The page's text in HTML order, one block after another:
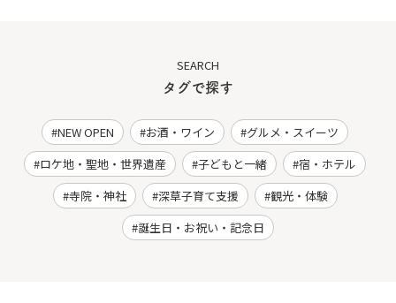
SEARCH
タグで探す
NEW OPEN お酒・ワイン
グルメ・スイーツ
ロケ地・聖地・世界遺産
子どもと一緒
宿・ホテル
寺院・神社
深草子育て支援
観光・体験
誕生日・お祝い・記念日